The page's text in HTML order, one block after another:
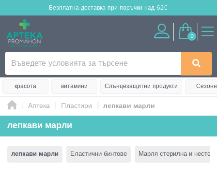
Безплатна доставка при поръчки над 62€
0
красота витамини Слънцезащитни продукти
Аптека Πластири лепкави марли
лепкави марли
лепкави марли Eластични бинтове Марля стерилна и